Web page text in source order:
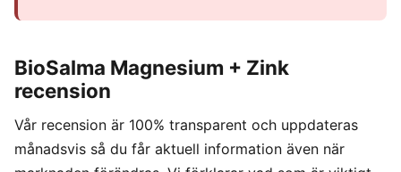
BioSalma Magnesium + Zink
recension
Vår recension är 100% transparent och uppdateras
månadsvis så du får aktuell information även när